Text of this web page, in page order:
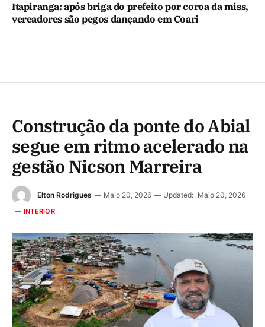
Itapiranga: após briga do prefeito por coroa da miss,
vereadores são pegos dançando em Coari
Construção da ponte do Abial
segue em ritmo acelerado na
gestão Nicson Marreira
Elton Rodrigues Maio 20, 2026 Updated: Maio 20, 2026
INTERIOR